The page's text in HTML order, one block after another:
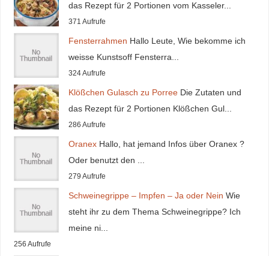
das Rezept für 2 Portionen vom Kasseler...
371 Aufrufe
Fensterrahmen Hallo Leute, Wie bekomme ich
weisse Kunstsoff Fensterra...
324 Aufrufe
Klößchen Gulasch zu Porree Die Zutaten und
das Rezept für 2 Portionen Klößchen Gul...
286 Aufrufe
Oranex Hallo, hat jemand Infos über Oranex ?
Oder benutzt den ...
279 Aufrufe
Schweinegrippe – Impfen – Ja oder Nein Wie
steht ihr zu dem Thema Schweinegrippe? Ich
meine ni...
256 Aufrufe